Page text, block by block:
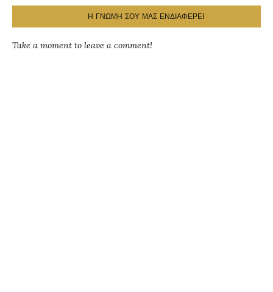
Η ΓΝΩΜΗ ΣΟΥ ΜΑΣ ΕΝΔΙΑΦΕΡΕΙ
Take a moment to leave a comment!